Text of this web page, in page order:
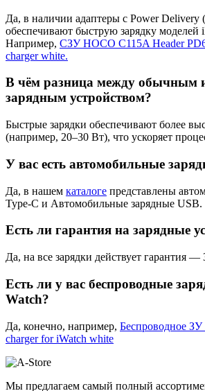
Да, в наличии адаптеры с Power
обеспечивают быструю зарядку моделей
Например, СЗУ HOCO C115A Header
charger white.
В чём разница между обычным
зарядным устройством?
Быстрые зарядки обеспечивают более
(например, 20–30 Вт), что ускоряет
У вас есть автомобильные
Да, в нашем каталоге представлены
Type-C и Автомобильные зарядные USB.
Есть ли гарантия на зарядные
Да, на все зарядки действует гарантия —
Есть ли у вас беспроводные
Watch?
Да, конечно, например, Беспроводное ЗУ
charger for iWatch white
Мы предлагаем самый полный